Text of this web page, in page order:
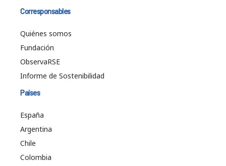
Corresponsables
Quiénes somos
Fundación
ObservaRSE
Informe de Sostenibilidad
Países
España
Argentina
Chile
Colombia